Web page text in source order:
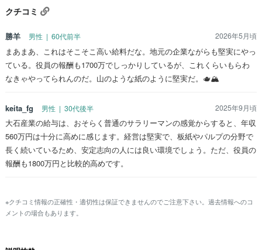
クチコミ
勝羊 男性 | 60代前半 2026年5月頃
まあまあ、これはそこそこ高い給料だな。地元の企業ながらも堅実にやっ
ている。役員の報酬も1700万でしっかりしているが、これくらいもらわ
なきゃやってられんのだ。山のような紙のように堅実だ。🫖🏔️
keita_fg 男性 | 30代後半 2025年9月頃
大石産業の給与は、おそらく普通のサラリーマンの感覚からすると、年収
560万円は十分に高めに感じます。経営は堅実で、板紙やパルプの分野で
長く続いているため、安定志向の人には良い環境でしょう。ただ、役員の
報酬も1800万円と比較的高めです。
※クチコミ情報の正確性・適切性は保証できませんのでご注意下さい。過去情報へのコ
メントの場合もあります。